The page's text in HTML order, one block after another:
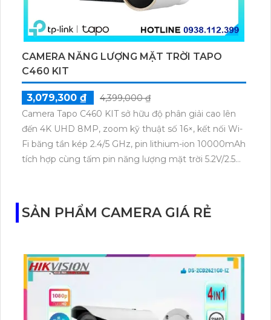
CAMERA NĂNG LƯỢNG MẶT TRỜI TAPO
C460 KIT
3,079,300 ₫
4,399,000 ₫
Camera Tapo C460 KIT sở hữu độ phân giải cao lên
đến 4K UHD 8MP, zoom kỹ thuật số 16×, kết nối Wi-
Fi băng tần kép 2.4/5 GHz, pin lithium-ion 10000mAh
tích hợp cùng tấm pin năng lượng mặt trời 5.2V/2.5W.
SẢN PHẨM CAMERA GIÁ RẺ